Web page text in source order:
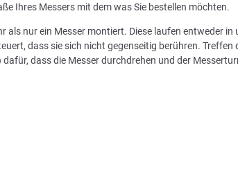
Ihres Messers mit dem was Sie bestellen möchten.
als nur ein Messer montiert. Diese laufen entweder
dass sie sich nicht gegenseitig berühren.
dass die Messer durchdrehen und der